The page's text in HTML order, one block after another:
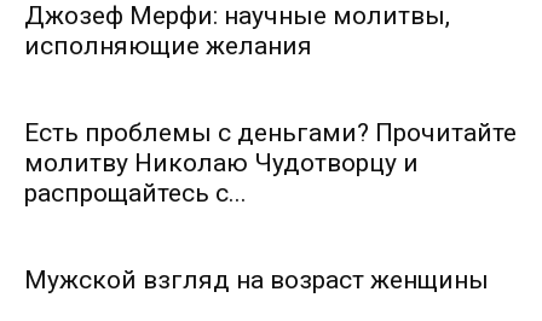
Джозеф Мерфи: научные молитвы,
исполняющие желания
Есть проблемы с деньгами? Прочитайте
молитву Николаю Чудотворцу и
распрощайтесь с...
Мужской взгляд на возраст женщины